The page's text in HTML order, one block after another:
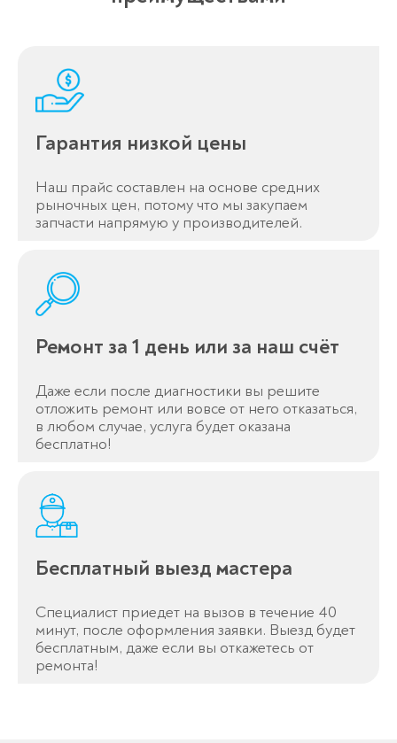
Гарантия низкой цены
Наш прайс составлен на основе средних
рыночных цен, потому что мы закупаем
запчасти напрямую у производителей.
Ремонт за 1 день или за наш счёт
Даже если после диагностики вы решите
отложить ремонт или вовсе от него отказаться,
в любом случае, услуга будет оказана
бесплатно!
Бесплатный выезд мастера
Специалист приедет на вызов в течение 40
минут, после оформления заявки. Выезд будет
бесплатным, даже если вы откажетесь от
ремонта!